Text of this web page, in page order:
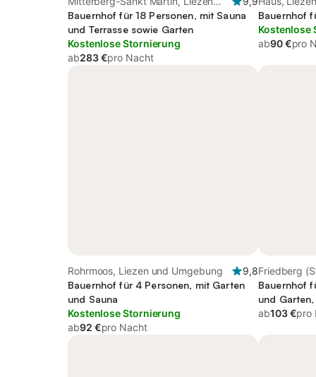
und Umgebung
Bauernhof für 18 Personen, mit Sauna
und Terrasse sowie Garten
Kostenlose Stornierung
ab283 €pro Nacht
Bauernhof
Kostenlose
ab90 €pro
Rohrmoos, Liezen und Umgebung
9,8
Bauernhof für 4 Personen, mit Garten
und Sauna
Kostenlose Stornierung
ab92 €pro Nacht
Friedberg
Bauernhof
und
ab103 €pro